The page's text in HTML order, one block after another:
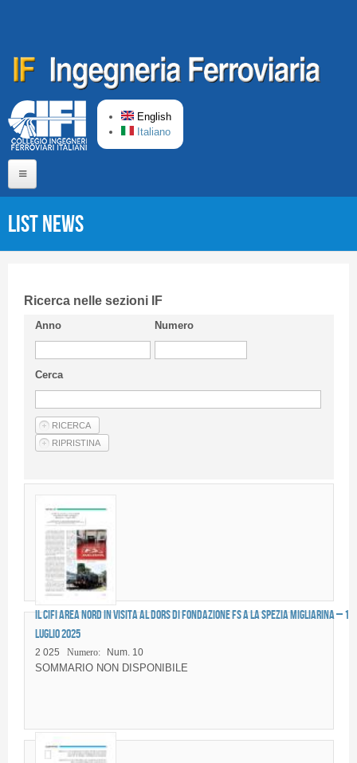
English
Italiano
Short presentation CIFI
Guideline
Privacy & Policy
Articles
Suppliers of products and services
List News
Ricerca nelle sezioni IF
Anno Numero
Cerca
Il CIFI Area Nord in visita al DORS di Fondazione FS a La Spezia Migliarina – 1
luglio 2025
2 025 Numero: Num. 10
SOMMARIO NON DISPONIBILE